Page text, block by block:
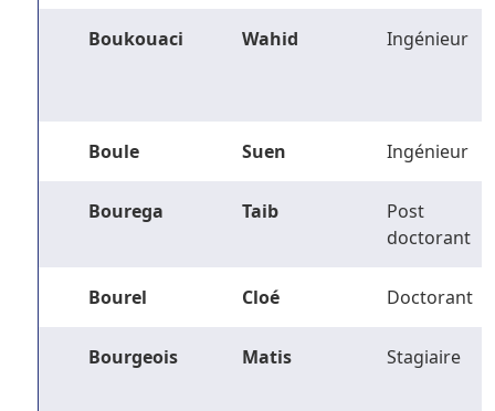
Boukouaci Wahid Ingénieur
Boule Suen Ingénieur
Bourega Taib
Post
doctorant
Bourel Cloé Doctorant
Bourgeois Matis Stagiaire